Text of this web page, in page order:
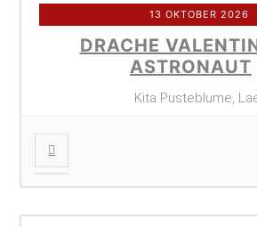
13 OKTOBER 2026
DRACHE
ASTRONAUT
Kita Pusteblume,